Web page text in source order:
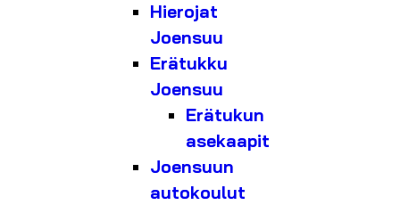
Hierojat
Joensuu
Erätukku
Joensuu
Erätukun
asekaapit
Joensuun
autokoulut